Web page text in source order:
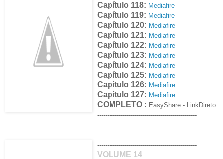
Capítulo 118: Mediafire
Capítulo 119: Mediafire
Capítulo 120: Mediafire
Capítulo 121: Mediafire
Capítulo 122: Mediafire
Capítulo 123: Mediafire
Capítulo 124: Mediafire
Capítulo 125: Mediafire
Capítulo 126: Mediafire
Capítulo 127: Mediafire
COMPLETO : EasyShare - LinkDireto
--------------------------------------------------
--------------------------------------------------
VOLUME 14